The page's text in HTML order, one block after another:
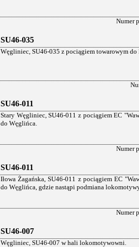
Numer
SU46-035
Węgliniec, SU46-035 z pociągiem towarowym do
SU46-011
Stary Węgliniec, SU46-011 z pociągiem EC
do Węglińca.
Numer
SU46-011
Iłowa Żagańska, SU46-011 z pociągiem EC
do Węglińca, gdzie nastąpi podmiana
Numer
SU46-007
Węgliniec, SU46-007 w hali lokomotywowni.